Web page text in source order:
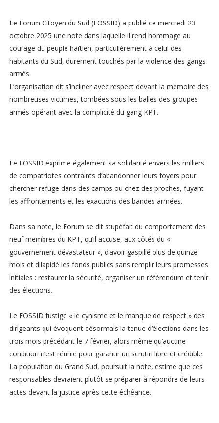
Le Forum Citoyen du Sud (FOSSID) a publié ce mercredi 23
octobre 2025 une note dans laquelle il rend hommage au
courage du peuple haïtien, particulièrement à celui des
habitants du Sud, durement touchés par la violence des gangs
armés.
L’organisation dit s’incliner avec respect devant la mémoire des
nombreuses victimes, tombées sous les balles des groupes
armés opérant avec la complicité du gang KPT.
Le FOSSID exprime également sa solidarité envers les milliers
de compatriotes contraints d’abandonner leurs foyers pour
chercher refuge dans des camps ou chez des proches, fuyant
les affrontements et les exactions des bandes armées.
Dans sa note, le Forum se dit stupéfait du comportement des
neuf membres du KPT, qu’il accuse, aux côtés du «
gouvernement dévastateur », d’avoir gaspillé plus de quinze
mois et dilapidé les fonds publics sans remplir leurs promesses
initiales : restaurer la sécurité, organiser un référendum et tenir
des élections.
Le FOSSID fustige « le cynisme et le manque de respect » des
dirigeants qui évoquent désormais la tenue d’élections dans les
trois mois précédant le 7 février, alors même qu’aucune
condition n’est réunie pour garantir un scrutin libre et crédible.
La population du Grand Sud, poursuit la note, estime que ces
responsables devraient plutôt se préparer à répondre de leurs
actes devant la justice après cette échéance.